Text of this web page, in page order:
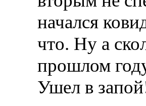
начался
что. Ну а
прошлом
Ушел в